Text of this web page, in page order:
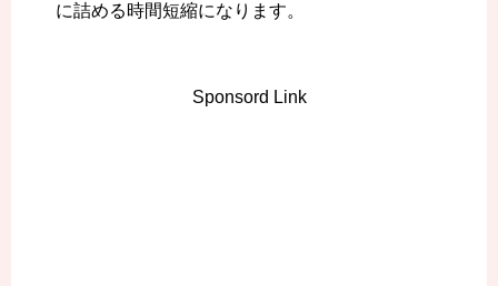
に詰める時間短縮になります。
Sponsord Link